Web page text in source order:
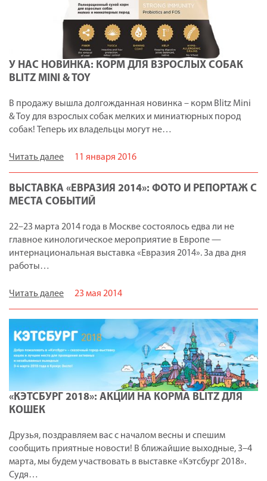
У НАС НОВИНКА: КОРМ ДЛЯ ВЗРОСЛЫХ СОБАК
BLITZ MINI & TOY
В продажу вышла долгожданная новинка – корм Blitz Mini
& Toy для взрослых собак мелких и миниатюрных пород
собак! Теперь их владельцы могут не…
Читать далее 11 января 2016
ВЫСТАВКА «ЕВРАЗИЯ 2014»: ФОТО И РЕПОРТАЖ С
МЕСТА СОБЫТИЙ
22–23 марта 2014 года в Москве состоялось едва ли не
главное кинологическое мероприятие в Европе —
интернациональная выставка «Евразия 2014». За два дня
работы…
Читать далее 23 мая 2014
«КЭТСБУРГ 2018»: АКЦИИ НА КОРМА BLITZ ДЛЯ
КОШЕК
Друзья, поздравляем вас с началом весны и спешим
сообщить приятные новости! В ближайшие выходные, 3–4
марта, мы будем участвовать в выставке «Кэтсбург 2018».
Судя…